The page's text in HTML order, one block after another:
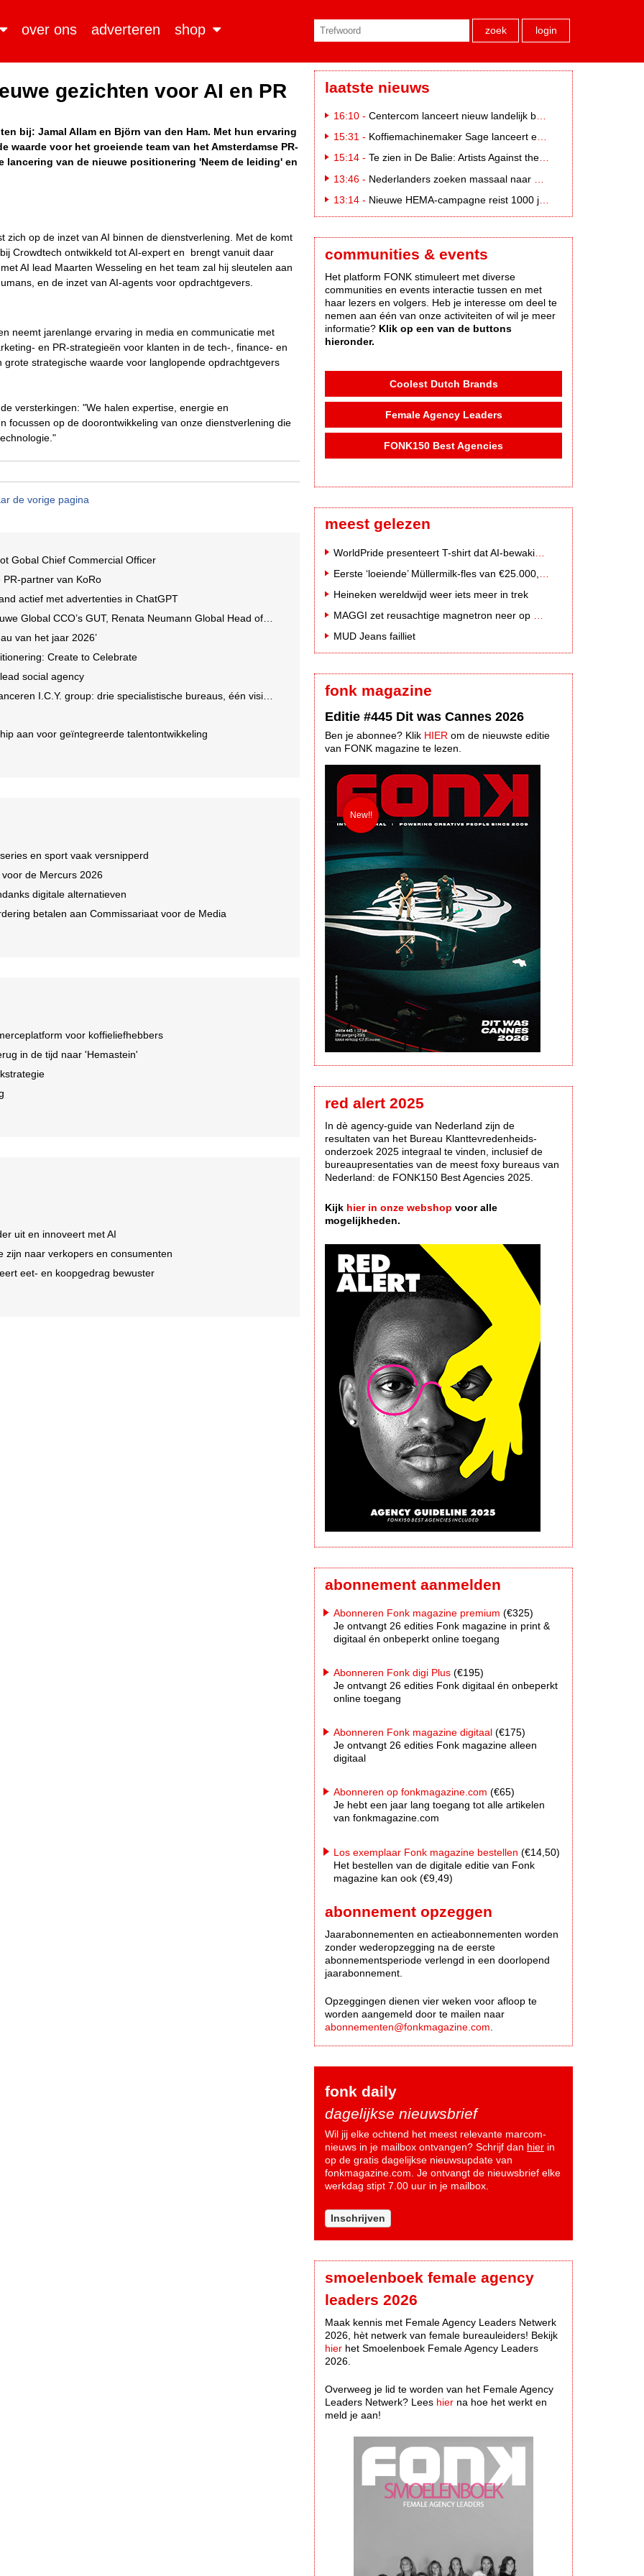
over ons adverteren shop zoek login
gezichten voor AI en PR
bij: Jamal Allam en Björn van den Ham. Met hun ervaring
voor het groeiende team van het Amsterdamse PR-
van de nieuwe positionering 'Neem de leiding' en
zich op de inzet van AI binnen de dienstverlening. Met de komt
Crowdtech ontwikkeld tot AI-expert en brengt vanuit daar
AI lead Maarten Wesseling en het team zal hij sleutelen aan
en de inzet van AI-agents voor opdrachtgevers.
neemt jarenlange ervaring in media en communicatie met
en PR-strategieën voor klanten in de tech-, finance- en
strategische waarde voor langlopende opdrachtgevers
versterkingen: "We halen expertise, energie en
focussen op de doorontwikkeling van onze dienstverlening die
de vorige pagina
Gobal Chief Commercial Officer
partner van KoRo
actief met advertenties in ChatGPT
CCO’s GUT, Renata Neumann Global Head of Production
van het jaar 2026’
Create to Celebrate
social agency
I.C.Y. group: drie specialistische bureaus, één visie op groei
aan voor geïntegreerde talentontwikkeling
en sport vaak versnipperd
de Mercurs 2026
digitale alternatieven
betalen aan Commissariaat voor de Media
voor koffieliefhebbers
in de tijd naar 'Hemastein'
uit en innoveert met AI
zijn naar verkopers en consumenten
eet- en koopgedrag bewuster
laatste nieuws
16:10 - Centercom lanceert nieuw landelijk buitereclamenetwerk: City Cubes
15:31 - Koffiemachinemaker Sage lanceert e-commerceplatform voor koffieliefhebbers
15:14 - Te zien in De Balie: Artists Against the Kremlin III
13:46 - Nederlanders zoeken massaal naar eclipsbrillen op Marktplaats
13:14 - Nieuwe HEMA-campagne reist 1000 jaar terug in de tijd naar 'Hemastein'
communities & events
Het platform FONK stimuleert met diverse
communities en events interactie tussen en met
haar lezers en volgers. Heb je interesse om deel te
nemen aan één van onze activiteiten of wil je meer
informatie? Klik op een van de buttons
hieronder.
Coolest Dutch Brands
Female Agency Leaders
FONK150 Best Agencies
meest gelezen
Heineken wereldwijd weer iets meer in trek
MUD Jeans failliet
fonk magazine
Editie #445 Dit was Cannes 2026
Ben je abonnee? Klik HIER om de nieuwste editie
van FONK magazine te lezen.
red alert 2025
In dè agency-guide van Nederland zijn de
resultaten van het Bureau Klanttevredenheids-
onderzoek 2025 integraal te vinden, inclusief de
bureaupresentaties van de meest foxy bureaus van
Nederland: de FONK150 Best Agencies 2025.
Kijk hier in onze webshop voor alle
mogelijkheden.
abonnement aanmelden
Abonneren Fonk magazine premium (€325)
Je ontvangt 26 edities Fonk magazine in print &
digitaal én onbeperkt online toegang
Abonneren Fonk digi Plus (€195)
Je ontvangt 26 edities Fonk digitaal én onbeperkt
online toegang
Abonneren Fonk magazine digitaal (€175)
Je ontvangt 26 edities Fonk magazine alleen
digitaal
Abonneren op fonkmagazine.com (€65)
Je hebt een jaar lang toegang tot alle artikelen
van fonkmagazine.com
Los exemplaar Fonk magazine bestellen (€14,50)
Het bestellen van de digitale editie van Fonk
magazine kan ook (€9,49)
abonnement opzeggen
Jaarabonnementen en actieabonnementen worden
zonder wederopzegging na de eerste
abonnementsperiode verlengd in een doorlopend
jaarabonnement.
Opzeggingen dienen vier weken voor afloop te
worden aangemeld door te mailen naar
abonnementen@fonkmagazine.com
fonk daily
dagelijkse nieuwsbrief
Wil jij elke ochtend het meest relevante marcom-
nieuws in je mailbox ontvangen? Schrijf dan hier in
op de gratis dagelijkse nieuwsupdate van
fonkmagazine.com. Je ontvangt de nieuwsbrief elke
werkdag stipt 7.00 uur in je mailbox.
Inschrijven
smoelenboek female agency
leaders 2026
Maak kennis met Female Agency Leaders Netwerk
2026, hèt netwerk van female bureauleiders! Bekijk
hier het Smoelenboek Female Agency Leaders
2026.
Overweeg je lid te worden van het Female Agency
Leaders Netwerk? Lees hier na hoe het werkt en
meld je aan!